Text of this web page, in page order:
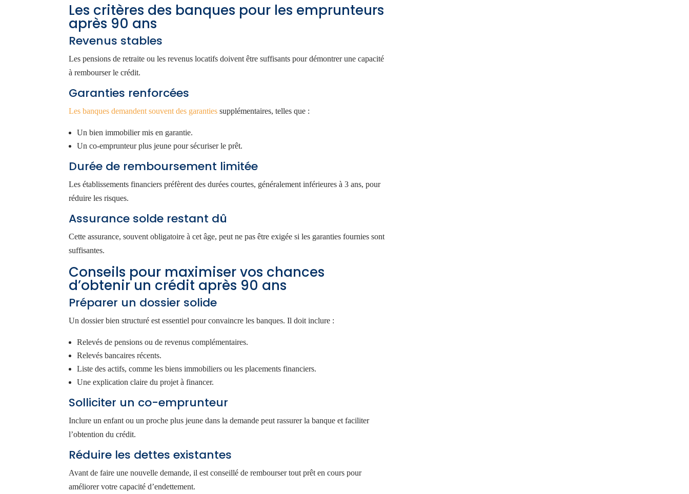
Les critères des banques pour les emprunteurs
après 90 ans
Revenus stables
Les pensions de retraite ou les revenus locatifs doivent être suffisants pour démontrer une capacité
à rembourser le crédit.
Garanties renforcées
Les banques demandent souvent des garanties supplémentaires, telles que :
Un bien immobilier mis en garantie.
Un co-emprunteur plus jeune pour sécuriser le prêt.
Durée de remboursement limitée
Les établissements financiers préfèrent des durées courtes, généralement inférieures à 3 ans, pour
réduire les risques.
Assurance solde restant dû
Cette assurance, souvent obligatoire à cet âge, peut ne pas être exigée si les garanties fournies sont
suffisantes.
Conseils pour maximiser vos chances
d’obtenir un crédit après 90 ans
Préparer un dossier solide
Un dossier bien structuré est essentiel pour convaincre les banques. Il doit inclure :
Relevés de pensions ou de revenus complémentaires.
Relevés bancaires récents.
Liste des actifs, comme les biens immobiliers ou les placements financiers.
Une explication claire du projet à financer.
Solliciter un co-emprunteur
Inclure un enfant ou un proche plus jeune dans la demande peut rassurer la banque et faciliter
l’obtention du crédit.
Réduire les dettes existantes
Avant de faire une nouvelle demande, il est conseillé de rembourser tout prêt en cours pour
améliorer votre capacité d’endettement.